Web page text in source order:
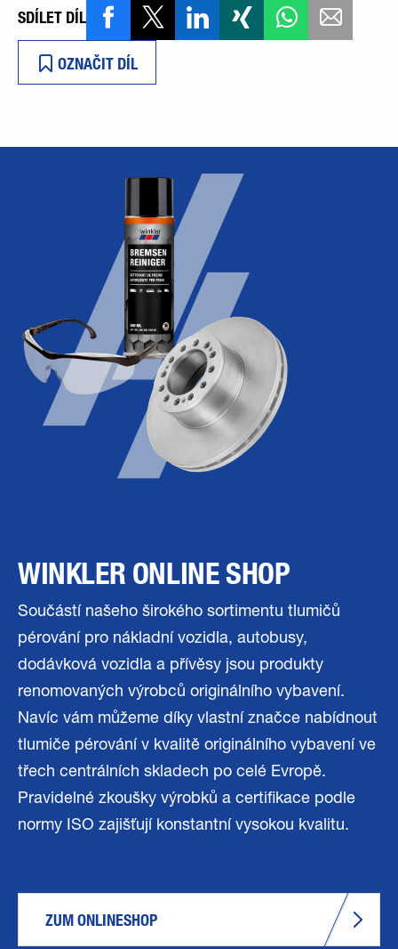
SDÍLET DÍL
OZNAČIT DÍL
WINKLER ONLINE SHOP
Součástí našeho širokého sortimentu tlumičů
pérování pro nákladní vozidla, autobusy,
dodávková vozidla a přívěsy jsou produkty
renomovaných výrobců originálního vybavení.
Navíc vám můžeme díky vlastní značce nabídnout
tlumiče pérování v kvalitě originálního vybavení ve
třech centrálních skladech po celé Evropě.
Pravidelné zkoušky výrobků a certifikace podle
normy ISO zajišťují konstantní vysokou kvalitu.
ZUM ONLINESHOP